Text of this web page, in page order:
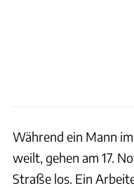
Während ein Mann
weilt, gehen am 17.
Straße los. Ein